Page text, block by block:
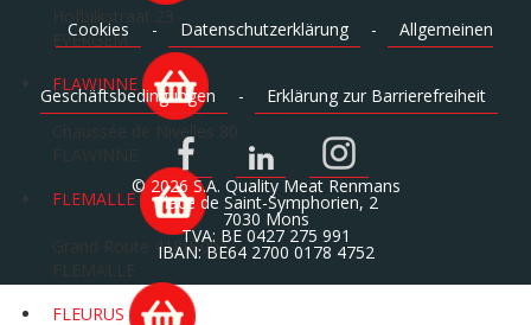
EVERGEM
FLAWINNE
Chaussée de Nivelles 80
FLEMALLE
Grand Route 418/B001
FLEURUS
Cookies
- Datenschutzerklärung - Allgemeinen
Geschäftsbedingungen - Erklärung zur Barrierefreiheit
© 2026 S.A. Quality Meat Renmans
Place de Saint-Symphorien, 2
7030 Mons
TVA: BE 0427 275 991
IBAN: BE64 2700 0178 4752